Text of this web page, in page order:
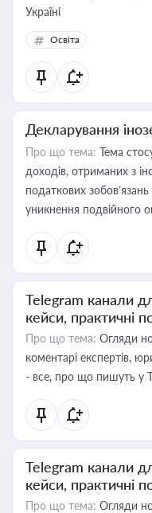
Україні
Освіта
Декларування
Про що тема: Тема
доходів, отриманих з
податкових
уникнення подвійного
Telegram канали
кейси, практичні
Про що тема: Огляди
коментарі експертів,
- все, про що пишуть у
Telegram канали
кейси, практичні
Про що тема: Огляди